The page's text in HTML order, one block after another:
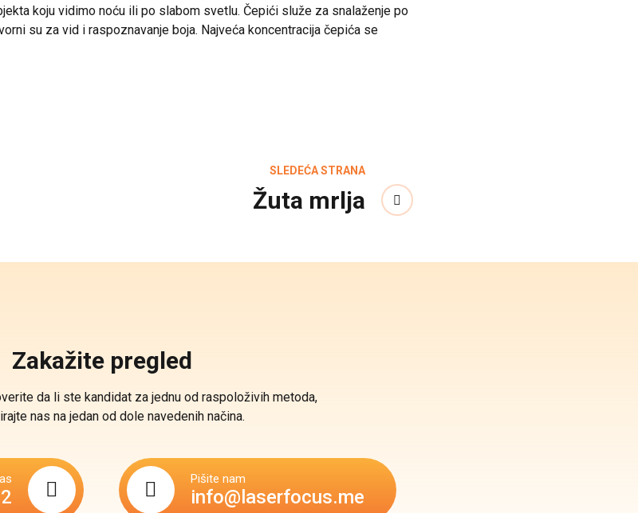
koju vidimo noću ili po slabom svetlu. Čepići služe za snalaženje po
su za vid i raspoznavanje boja. Najveća koncentracija čepića se
SLEDEĆA STRANA
Žuta mrlja
Zakažite pregled
da li ste kandidat za jednu od raspoloživih metoda,
nas na jedan od dole navedenih načina.
Pišite nam
info@laserfocus.me